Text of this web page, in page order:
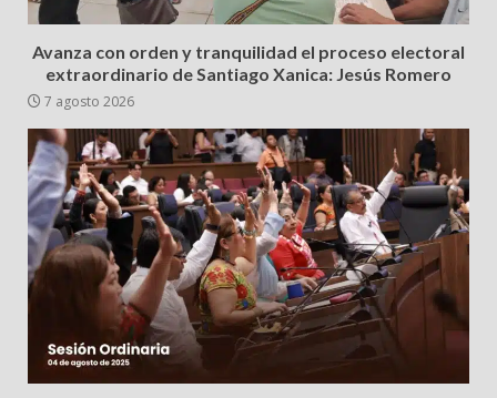
Avanza con orden y tranquilidad el proceso electoral
extraordinario de Santiago Xanica: Jesús Romero
7 agosto 2026